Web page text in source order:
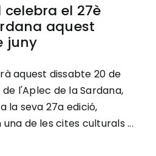
el 27è
aquest
juny
aquest dissabte 20 de
l'Aplec de la Sardana,
la seva 27a edició,
de les cites culturals ...